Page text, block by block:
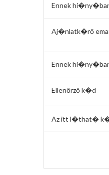
Ennek
Aj�nlatk�rő
Ennek
Ellenőrző k�d
Az itt l�that�